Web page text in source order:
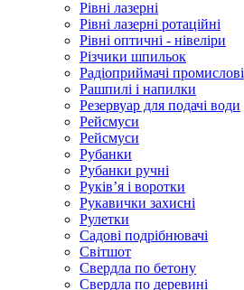
Рівні лазерні
Рівні лазерні ротаційні
Рівні оптичні - нівеліри
Різчики шпильок
Радіоприймачі промислові
Рашпилі і напилки
Резервуар для подачі води
Рейсмуси
Рейсмуси
Рубанки
Рубанки ручні
Руківʼя і воротки
Рукавички захисні
Рулетки
Садові подрібнювачі
Світшот
Свердла по бетону
Свердла по деревині